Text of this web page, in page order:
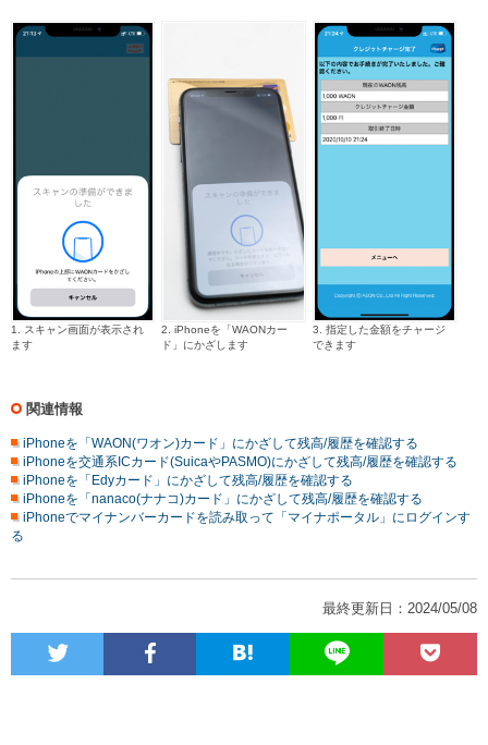
1. スキャン画面が表示され
ます
2. iPhoneを「WAONカー
ド」にかざします
3. 指定した金額をチャージ
できます
関連情報
iPhoneを「WAON(ワオン)カード」にかざして残高/履歴を確認する
iPhoneを交通系ICカード(SuicaやPASMO)にかざして残高/履歴を確認する
iPhoneを「Edyカード」にかざして残高/履歴を確認する
iPhoneを「nanaco(ナナコ)カード」にかざして残高/履歴を確認する
iPhoneでマイナンバーカードを読み取って「マイナポータル」にログインす
る
最終更新日：2024/05/08